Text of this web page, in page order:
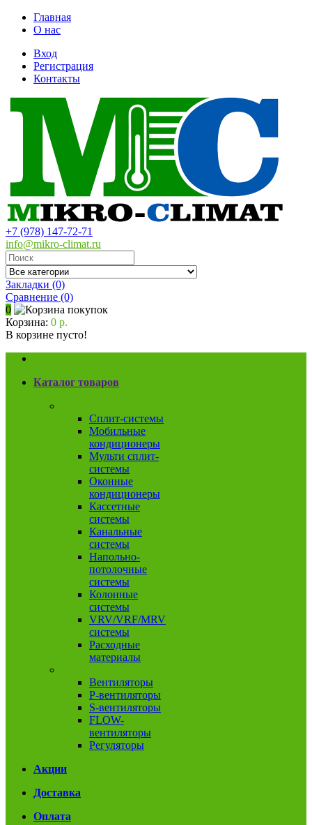
Главная
О нас
Вход
Регистрация
Контакты
+7 (978) 147-72-71
info@mikro-climat.ru
Закладки (0)
Сравнение (0)
0
Корзина: 0 р.
В корзине пусто!
Каталог товаров
Сплит-системы
Мобильные
кондиционеры
Мульти сплит-
системы
Оконные
кондиционеры
Кассетные
системы
Канальные
системы
Напольно-
потолочные
системы
Колонные
системы
VRV/VRF/MRV
системы
Расходные
материалы
Вентиляторы
P-вентиляторы
S-вентиляторы
FLOW-
вентиляторы
Регуляторы
Акции
Доставка
Оплата